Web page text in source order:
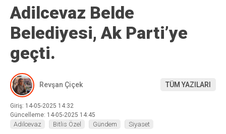
Adilcevaz Belde
Belediyesi, Ak Parti’ye
geçti.
Revşan Çiçek TÜM YAZILARI
Giriş: 14-05-2025 14:32
Güncelleme: 14-05-2025 14:45
Adilcevaz Bitlis Özel Gündem Siyaset